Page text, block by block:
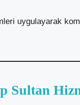
uygulayarak
Sultan